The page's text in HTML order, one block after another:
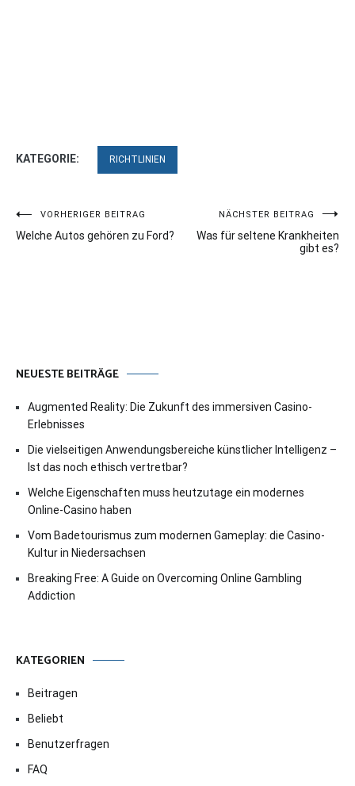
KATEGORIE: RICHTLINIEN
Beitragsnavigation
VORHERIGER BEITRAG
Welche Autos gehören zu Ford?
NÄCHSTER BEITRAG
Was für seltene Krankheiten
gibt es?
NEUESTE BEITRÄGE
Augmented Reality: Die Zukunft des immersiven Casino-
Erlebnisses
Die vielseitigen Anwendungsbereiche künstlicher Intelligenz –
Ist das noch ethisch vertretbar?
Welche Eigenschaften muss heutzutage ein modernes
Online-Casino haben
Vom Badetourismus zum modernen Gameplay: die Casino-
Kultur in Niedersachsen
Breaking Free: A Guide on Overcoming Online Gambling
Addiction
KATEGORIEN
Beitragen
Beliebt
Benutzerfragen
FAQ